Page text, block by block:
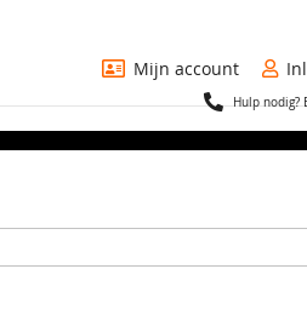
Mijn account
Hulp nodig?